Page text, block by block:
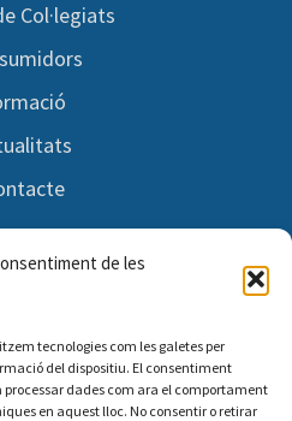
de les
tecnologies com les galetes per
del dispositiu. El consentiment
dades com ara el comportament
en aquest lloc. No consentir o retirar
Col·legiats
nos